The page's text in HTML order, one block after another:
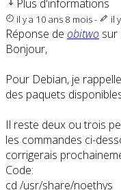
Plus d'informations
il y a 10 ans 8 mois- il
Réponse de obitwo sur
Bonjour,
Pour Debian, je
des paquets
Il reste deux ou trois
les commandes ci-
corrigerais
Code:
cd /usr/share/noethys